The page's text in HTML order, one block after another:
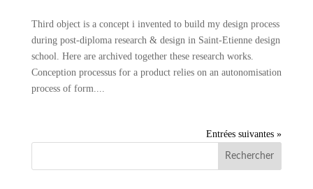
Third object is a concept i invented to build my design process
during post-diploma research & design in Saint-Etienne design
school. Here are archived together these research works.
Conception processus for a product relies on an autonomisation
process of form....
Entrées suivantes »